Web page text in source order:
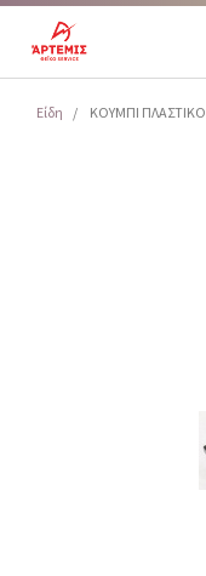
Είδη ΚΟΥΜΠΙ